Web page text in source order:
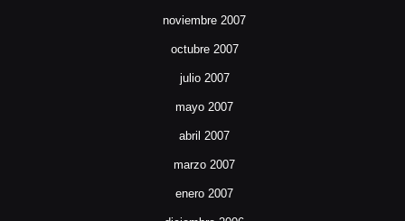
noviembre 2007
octubre 2007
julio 2007
mayo 2007
abril 2007
marzo 2007
enero 2007